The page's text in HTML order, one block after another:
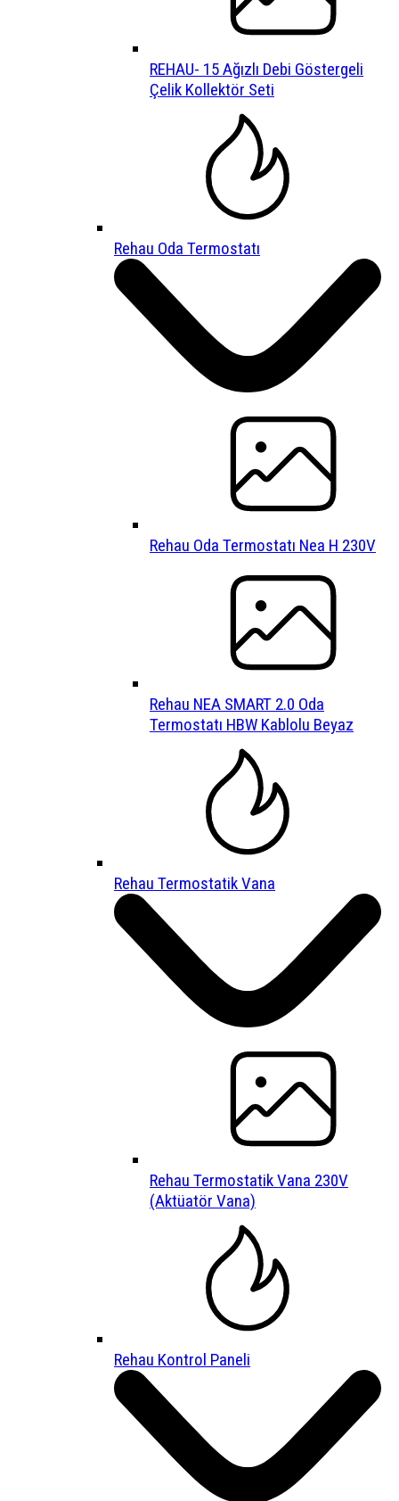
REHAU- 15 Ağızlı Debi Göstergeli
Çelik Kollektör Seti
Rehau Oda Termostatı
Rehau Oda Termostatı Nea H 230V
Rehau NEA SMART 2.0 Oda
Termostatı HBW Kablolu Beyaz
Rehau Termostatik Vana
Rehau Termostatik Vana 230V
(Aktüatör Vana)
Rehau Kontrol Paneli